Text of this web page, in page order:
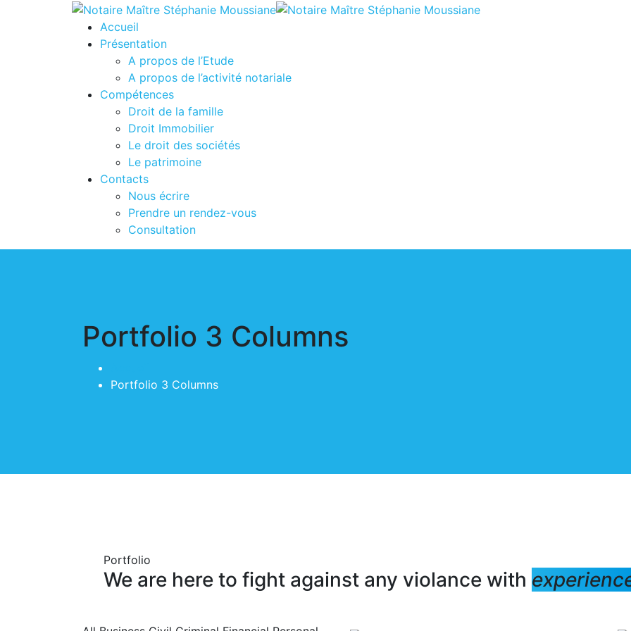
Accueil
Présentation
A propos de l’Etude
A propos de l’activité notariale
Compétences
Droit de la famille
Droit Immobilier
Le droit des sociétés
Le patrimoine
Contacts
Nous écrire
Prendre un rendez-vous
Consultation
Portfolio 3 Columns
Portfolio 3 Columns
Portfolio
We are here to fight against any violance with